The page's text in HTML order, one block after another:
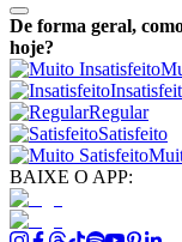
De forma geral,
hoje?
Regular
Satisfeito
BAIXE O APP: